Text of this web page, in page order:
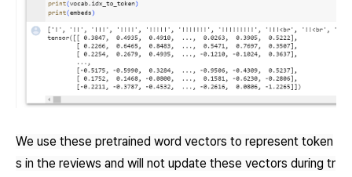
We use these pretrained word vectors to represent token
s in the reviews and will not update these vectors during tr